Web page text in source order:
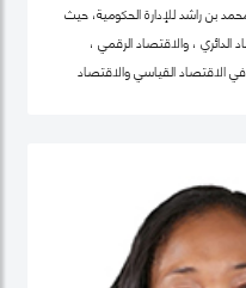
بن راشد للإدارة الحكومية، حيث
الدائري ، والاقتصاد الرقمي ،
الاقتصاد القياسي والاقتصاد